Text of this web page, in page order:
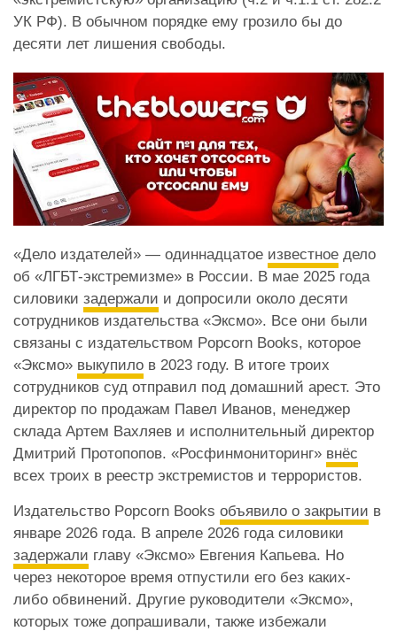
УК РФ). В обычном порядке ему грозило бы до
десяти лет лишения свободы.
«Дело издателей» — одиннадцатое известное дело
об «ЛГБТ-экстремизме» в России. В мае 2025 года
силовики задержали и допросили около десяти
сотрудников издательства «Эксмо». Все они были
связаны с издательством Popcorn Books, которое
«Эксмо» выкупило в 2023 году. В итоге троих
сотрудников суд отправил под домашний арест. Это
директор по продажам Павел Иванов, менеджер
склада Артем Вахляев и исполнительный директор
Дмитрий Протопопов. «Росфинмониторинг» внёс
всех троих в реестр экстремистов и террористов.
Издательство Popcorn Books объявило о закрытии в
январе 2026 года. В апреле 2026 года силовики
задержали главу «Эксмо» Евгения Капьева. Но
через некоторое время отпустили его без каких-
либо обвинений. Другие руководители «Эксмо»,
которых тоже допрашивали, также избежали